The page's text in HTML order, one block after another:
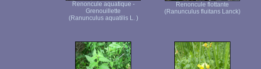
Renoncule aquatique -
Grenouillette
(Ranunculus aquatilis L. )
Renoncule flottante
(Ranunculus fluitans Lanck)